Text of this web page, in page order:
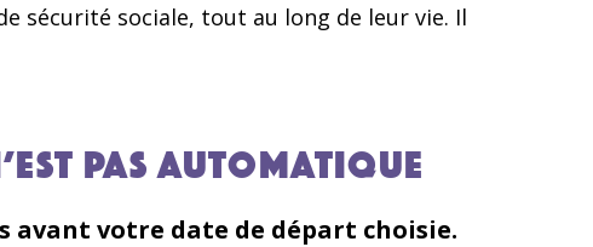
sécurité sociale, tout au long de leur vie. Il
PAS AUTOMATIQUE
avant votre date de départ choisie.